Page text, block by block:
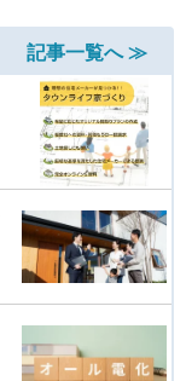
記事一覧へ ≫